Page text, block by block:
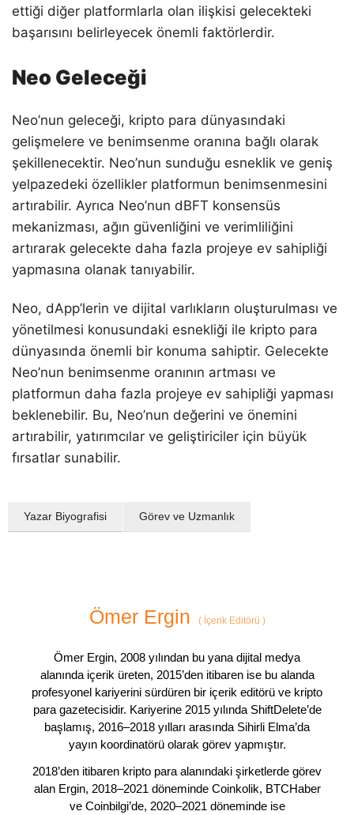
ettiği diğer platformlarla olan ilişkisi gelecekteki
başarısını belirleyecek önemli faktörlerdir.
Neo Geleceği
Neo’nun geleceği, kripto para dünyasındaki
gelişmelere ve benimsenme oranına bağlı olarak
şekillenecektir. Neo’nun sunduğu esneklik ve geniş
yelpazedeki özellikler platformun benimsenmesini
artırabilir. Ayrıca Neo’nun dBFT konsensüs
mekanizması, ağın güvenliğini ve verimliliğini
artırarak gelecekte daha fazla projeye ev sahipliği
yapmasına olanak tanıyabilir.
Neo, dApp’lerin ve dijital varlıkların oluşturulması ve
yönetilmesi konusundaki esnekliği ile kripto para
dünyasında önemli bir konuma sahiptir. Gelecekte
Neo’nun benimsenme oranının artması ve
platformun daha fazla projeye ev sahipliği yapması
beklenebilir. Bu, Neo’nun değerini ve önemini
artırabilir, yatırımcılar ve geliştiriciler için büyük
fırsatlar sunabilir.
Yazar Biyografisi Görev ve Uzmanlık
Ömer Ergin (İçerik Editörü )
Ömer Ergin, 2008 yılından bu yana dijital medya
alanında içerik üreten, 2015’den itibaren ise bu alanda
profesyonel kariyerini sürdüren bir içerik editörü ve kripto
para gazetecisidir. Kariyerine 2015 yılında ShiftDelete’de
başlamış, 2016–2018 yılları arasında Sihirli Elma’da
yayın koordinatörü olarak görev yapmıştır.
2018’den itibaren kripto para alanındaki şirketlerde görev
alan Ergin, 2018–2021 döneminde Coinkolik, BTCHaber
ve Coinbilgi’de, 2020–2021 döneminde ise